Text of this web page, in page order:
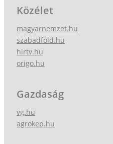
Közélet
magyarnemzet.hu
szabadfold.hu
hirtv.hu
origo.hu
Gazdaság
vg.hu
agrokep.hu